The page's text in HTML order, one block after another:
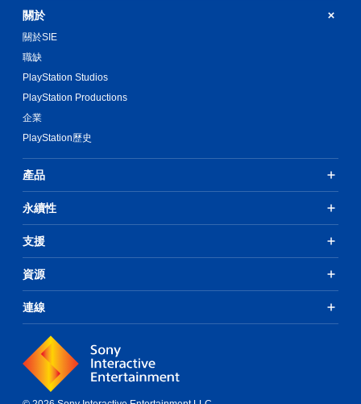
關於
關於SIE
職缺
PlayStation Studios
PlayStation Productions
企業
PlayStation歷史
產品
永續性
支援
資源
連線